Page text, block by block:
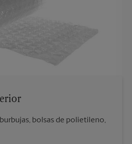
bolsas de polietileno,